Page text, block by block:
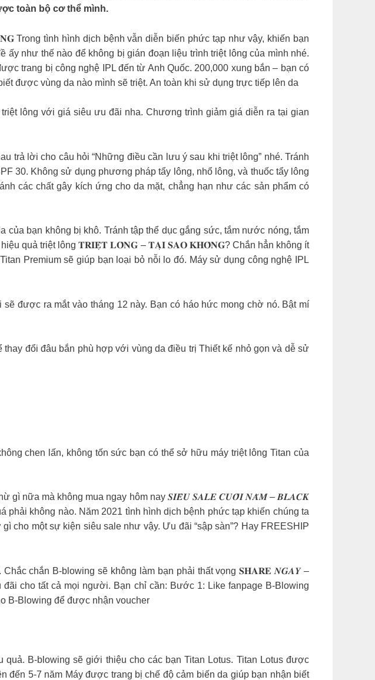
toàn bộ cơ thể mình.
tình hình dịch bệnh vẫn diễn biến phức tạp như vậy, khiến bạn
ấy như thế nào để không bị gián đoạn liệu trình triệt lông của mình nhé.
bị công nghệ IPL đến từ Anh Quốc. 200,000 xung bắn – bạn có
được vùng da nào mình sẽ triệt. An toàn khi sử dụng trực tiếp lên da
lông với giá siêu ưu đãi nha. Chương trình giảm giá diễn ra tại gian
lời cho câu hỏi “Những điều cần lưu ý sau khi triệt lông” nhé. Tránh
30. Không sử dụng phương pháp tẩy lông, nhổ lông, và thuốc tẩy lông
các chất gây kích ứng cho da mặt, chẳng hạn như các sản phẩm có
bạn không bị khô. Tránh tập thể dục gắng sức, tắm nước nóng, tắm
hiệu quả triệt lông 𝐓𝐑𝐈𝐄̣̂𝐓 𝐋𝐎̂𝐍𝐆 – 𝐓𝐀̣𝐈 𝐒𝐀𝐎 𝐊𝐇𝐎̂𝐍𝐆? Chắn hẳn không ít
Premium sẽ giúp bạn loại bỏ nỗi lo đó. Máy sử dụng công nghệ IPL
ra mắt vào tháng 12 này. Bạn có háo hức mong chờ nó. Bật mí
đổi đâu bắn phù hợp với vùng da điều trị Thiết kế nhỏ gọn và dễ sử
chen lấn, không tốn sức bạn có thể sở hữu máy triệt lông Titan của
gì nữa mà không mua ngay hôm nay 𝑺𝑰𝑬̂𝑼 𝑺𝑨𝑳𝑬 𝑪𝑼𝑶̂́𝑰 𝑵𝑨̆𝑴 – 𝑩𝑳𝑨𝑪𝑲
không nào. Năm 2021 tình hình dịch bệnh phức tạp khiến chúng ta
cho một sự kiện siêu sale như vậy. Ưu đãi “sập sàn”? Hay FREESHIP
Chắc chắn B-blowing sẽ không làm bạn phải thất vọng 𝐒𝐇𝐀𝐑𝐄 𝑵𝑮𝑨𝒀 –
cho tất cả mọi người. Bạn chỉ cần: Bước 1: Like fanpage B-Blowing
B-Blowing để được nhận voucher
B-blowing sẽ giới thiệu cho các bạn Titan Lotus. Titan Lotus được
đến 5-7 năm Máy được trang bị chế độ cảm biến da giúp bạn nhận biết